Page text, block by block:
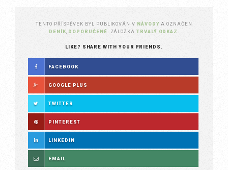
TENTO PŘÍSPĚVEK BYL PUBLIKOVÁN V NÁVODY A OZNAČEN
DENÍK, DOPORUČENÉ. ZÁLOŽKATRVALÝ ODKAZ .
LIKE? SHARE WITH YOUR FRIENDS.
FACEBOOK
GOOGLE PLUS
TWITTER
PINTEREST
LINKEDIN
EMAIL